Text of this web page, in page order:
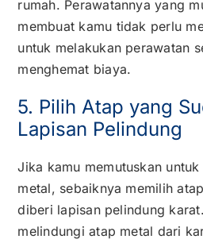
rumah. Perawatannya yang
membuat kamu tidak perlu
untuk melakukan perawatan
menghemat biaya.
5. Pilih Atap yang
Lapisan Pelindung
Jika kamu memutuskan
metal, sebaiknya memilih
diberi lapisan pelindung
melindungi atap metal dari